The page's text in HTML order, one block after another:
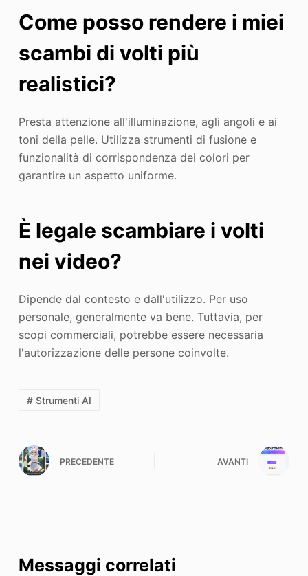
Come posso rendere i miei
scambi di volti più
realistici?
Presta attenzione all'illuminazione, agli angoli e ai
toni della pelle. Utilizza strumenti di fusione e
funzionalità di corrispondenza dei colori per
garantire un aspetto uniforme.
È legale scambiare i volti
nei video?
Dipende dal contesto e dall'utilizzo. Per uso
personale, generalmente va bene. Tuttavia, per
scopi commerciali, potrebbe essere necessaria
l'autorizzazione delle persone coinvolte.
# Strumenti AI
PRECEDENTE AVANTI
Messaggi correlati